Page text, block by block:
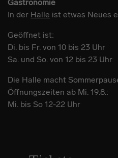
Gastronomie
In der Halle ist etwas Neues
Geöffnet ist:
Di. bis Fr. von 10 bis 23 Uhr
Sa. und So. von 12 bis 23 Uhr
Die Halle macht
Öffnungszeiten ab Mi. 19.8.:
Mi. bis So 12-22 Uhr